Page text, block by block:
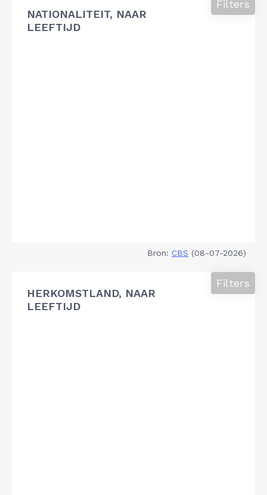
NATIONALITEIT, NAAR
LEEFTIJD
Filters
Bron: CBS (08-07-2026)
HERKOMSTLAND, NAAR
LEEFTIJD
Filters